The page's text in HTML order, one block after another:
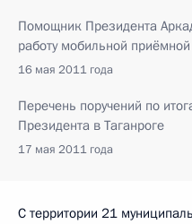
Помощник Президента
работу мобильной
16 мая 2011 года
Перечень поручений по
Президента в Таганроге
17 мая 2011 года
С территории 21